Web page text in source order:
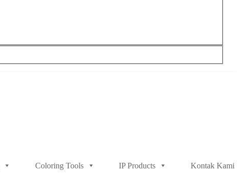
Coloring Tools IP Products Kontak Kami